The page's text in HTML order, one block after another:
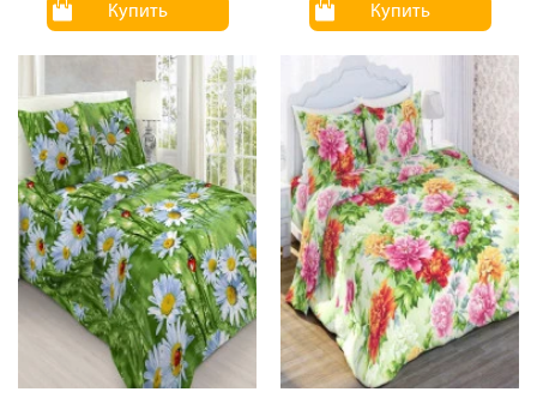
Купить Купить